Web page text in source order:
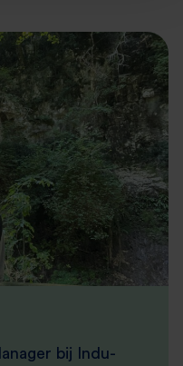
bij Indu-